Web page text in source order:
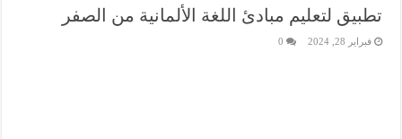
تطبيق لتعليم مبادئ اللغة الألمانية من الصفر
فبراير 28, 2024 0